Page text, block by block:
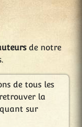
de notre
de tous les
la
sur